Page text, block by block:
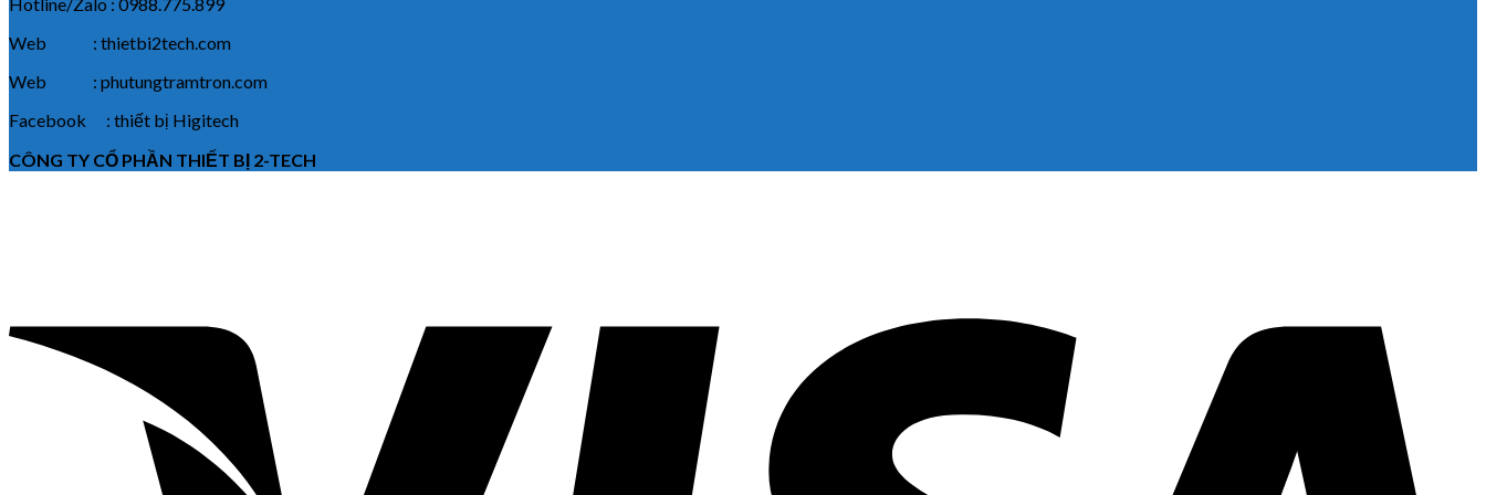
Web : thietbi2tech.com
Web : phutungtramtron.com
Facebook : thiết bị Higitech
CÔNG TY CỔ PHẦN THIẾT BỊ 2-TECH